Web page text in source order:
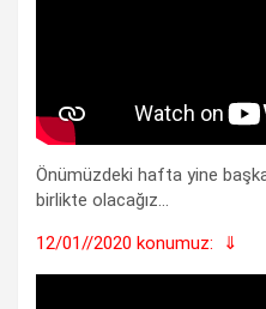
Önümüzdeki hafta yine
birlikte olacağız…
12/01//2020 konumuz: ⇓